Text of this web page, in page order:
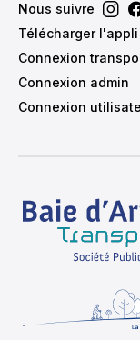
Nous suivre
Télécharger l'appli
Connexion
Connexion admin
Connexion